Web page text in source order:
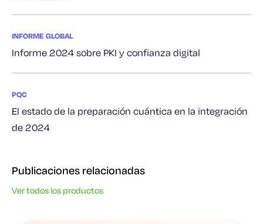
INFORME GLOBAL
Informe 2024 sobre PKI y confianza digital
PQC
El estado de la preparación cuántica en la integración
de 2024
Publicaciones relacionadas
Ver todos los productos